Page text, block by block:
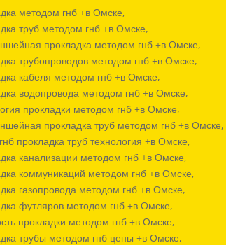
методом гнб +в Омске,
труб методом гнб +в Омске,
прокладка методом гнб +в Омске,
трубопроводов методом гнб +в Омске,
кабеля методом гнб +в Омске,
водопровода методом гнб +в Омске,
прокладки методом гнб +в Омске,
прокладка труб методом гнб +в Омске,
прокладка труб технология +в Омске,
канализации методом гнб +в Омске,
коммуникаций методом гнб +в Омске,
газопровода методом гнб +в Омске,
футляров методом гнб +в Омске,
прокладки методом гнб +в Омске,
трубы методом гнб цены +в Омске,